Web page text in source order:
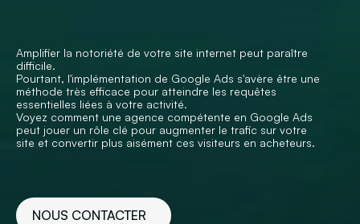
Amplifier la notoriété de votre site internet peut paraître
difficile.
Pourtant, l'implémentation de Google Ads s'avère être une
méthode très efficace pour atteindre les requêtes
essentielles liées à votre activité.
Voyez comment une agence compétente en Google Ads
peut jouer un rôle clé pour augmenter le trafic sur votre
site et convertir plus aisément ces visiteurs en acheteurs.
NOUS CONTACTER